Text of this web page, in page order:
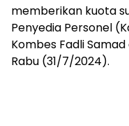
memberikan kuota
Penyedia Personel
Kombes Fadli
Rabu (31/7/2024).